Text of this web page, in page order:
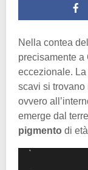
Nella contea
precisamente a
eccezionale.
scavi si
ovvero
emerge dal
pigmento di